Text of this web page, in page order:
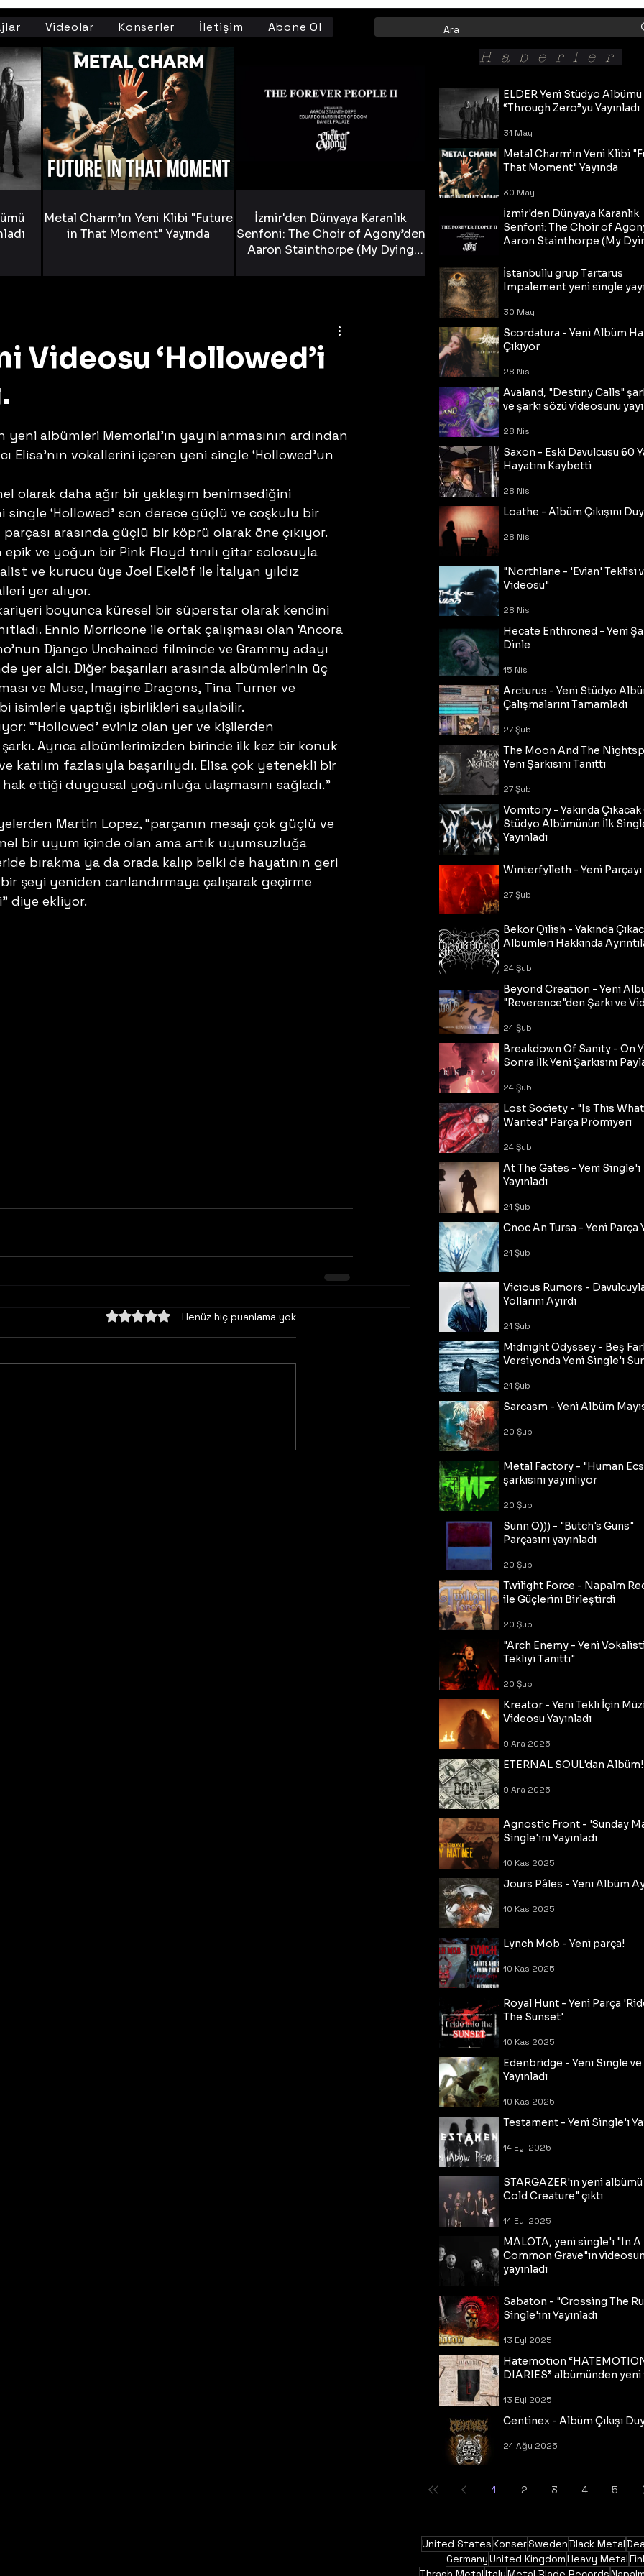
Videolar Konserler İletişim Abone Ol
Videosu ‘Hollowed’i
albümleri Memorial’ın yayınlanmasının ardından
Elisa’nın vokallerini içeren yeni single ‘Hollowed’un
olarak daha ağır bir yaklaşım benimsediğini
‘Hollowed’ son derece güçlü ve coşkulu bir
arasında güçlü bir köprü olarak öne çıkıyor.
epik ve yoğun bir Pink Floyd tınılı gitar solosuyla
ve kurucu üye Joel Ekelöf ile İtalyan yıldız
yer alıyor.
kariyeri boyunca küresel bir süperstar olarak kendini
Ennio Morricone ile ortak çalışması olan ‘Ancora
Django Unchained filminde ve Grammy adayı
yer aldı. Diğer başarıları arasında albümlerinin üç
ve Muse, Imagine Dragons, Tina Turner ve
isimlerle yaptığı işbirlikleri sayılabilir.
“‘Hollowed’ eviniz olan yer ve kişilerden
Ayrıca albümlerimizden birinde ilk kez bir konuk
katılım fazlasıyla başarılıydı. Elisa çok yetenekli bir
hak ettiği duygusal yoğunluğa ulaşmasını sağladı.”
Martin Lopez, “parçanın mesajı çok güçlü ve
bir uyum içinde olan ama artık uyumsuzluğa
bırakma ya da orada kalıp belki de hayatının geri
şeyi yeniden canlandırmaya çalışarak geçirme
diye ekliyor.
5 üzerinden 0 yıldızHenüz hiç puanlama yok
Metal Charm’ın Yeni Klibi "Future
in That Moment" Yayında
İzmir'den Dünyaya Karanlık
Senfoni: The Choir of Agony’den
Aaron Stainthorpe (My Dying
ELDER Yeni Stüdyo Albümü
“Through Zero”yu Yayınladı
31 May
Metal Charm’ın Yeni Klibi
That Moment" Yayında
30 May
İzmir'den Dünyaya Karanlık
Senfoni: The Choir of
Aaron Stainthorpe (My
Tekli!
30 May
İstanbullu grup Tartarus
Impalement yeni single
30 May
Scordatura - Yeni Albüm
Çıkıyor
28 Nis
Avaland, "Destiny Calls"
ve şarkı sözü videosunu
28 Nis
Saxon - Eski Davulcusu 60
Hayatını Kaybetti
28 Nis
Loathe - Albüm Çıkışını
28 Nis
"Northlane - 'Evian' Teklisi
Videosu"
28 Nis
Hecate Enthroned - Yeni
Dinle
15 Nis
Arcturus - Yeni Stüdyo
Çalışmalarını Tamamladı
27 Şub
The Moon And The
Yeni Şarkısını Tanıttı
27 Şub
Vomitory - Yakında
Stüdyo Albümünün İlk
Yayınladı
Winterfylleth - Yeni Parçayı
27 Şub
Bekor Qilish - Yakında
Albümleri Hakkında
24 Şub
Beyond Creation - Yeni
"Reverence"den Şarkı ve
24 Şub
Breakdown Of Sanity - On
Sonra İlk Yeni Şarkısını
24 Şub
Lost Society - "Is This
Wanted" Parça Prömiyeri
24 Şub
At The Gates - Yeni Single'ı
Yayınladı
21 Şub
Cnoc An Tursa - Yeni Parça
21 Şub
Vicious Rumors -
Yollarını Ayırdı
21 Şub
Midnight Odyssey - Beş
Versiyonda Yeni Single'ı
21 Şub
Sarcasm - Yeni Albüm
20 Şub
Metal Factory - "Human
şarkısını yayınlıyor
20 Şub
Sunn O))) - "Butch's Guns"
Parçasını yayınladı
20 Şub
Twilight Force - Napalm
ile Güçlerini Birleştirdi
20 Şub
"Arch Enemy - Yeni
Tekliyi Tanıttı"
20 Şub
Kreator - Yeni Tekli İçin
Videosu Yayınladı
9 Ara 2025
ETERNAL SOUL'dan Albüm!
9 Ara 2025
Agnostic Front - 'Sunday
Single'ını Yayınladı
10 Kas 2025
Jours Pâles - Yeni Albüm
10 Kas 2025
Lynch Mob - Yeni parça!
10 Kas 2025
Royal Hunt - Yeni Parça
The Sunset'
10 Kas 2025
Edenbridge - Yeni Single
Yayınladı
10 Kas 2025
Testament - Yeni Single'ı
14 Eyl 2025
STARGAZER'ın yeni
Cold Creature" çıktı
14 Eyl 2025
MALOTA, yeni single'ı "In A
Common Grave"ın
yayınladı
Sabaton - "Crossing The
Single'ını Yayınladı
13 Eyl 2025
Hatemotion
DIARIES” albümünden
13 Eyl 2025
Centinex - Albüm Çıkışı
24 Ağu 2025
1 2 3 4 5
United StatesKonserSwedenBlack Metal
GermanyUnited KingdomHeavy Metal
Haberler